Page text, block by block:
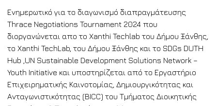
Ενημερωτικό για το διαγωνισμό διαπραγμάτευσης
Thrace Negotiations Tournament 2024 που
διοργανώνεται απο το Xanthi Techlab του Δήμου Ξάνθης,
το Xanthi TechLab, του Δήμου Ξάνθης και το SDGs DUTH
Hub ,UN Sustainable Development Solutions Network –
Youth Initiative και υποστηρίζεται από το Εργαστήριο
Επιχειρηματικής Καινοτομίας, Δημιουργικότητας και
Ανταγωνιστικότητας (BICC) του Τμήματος Διοικητικής